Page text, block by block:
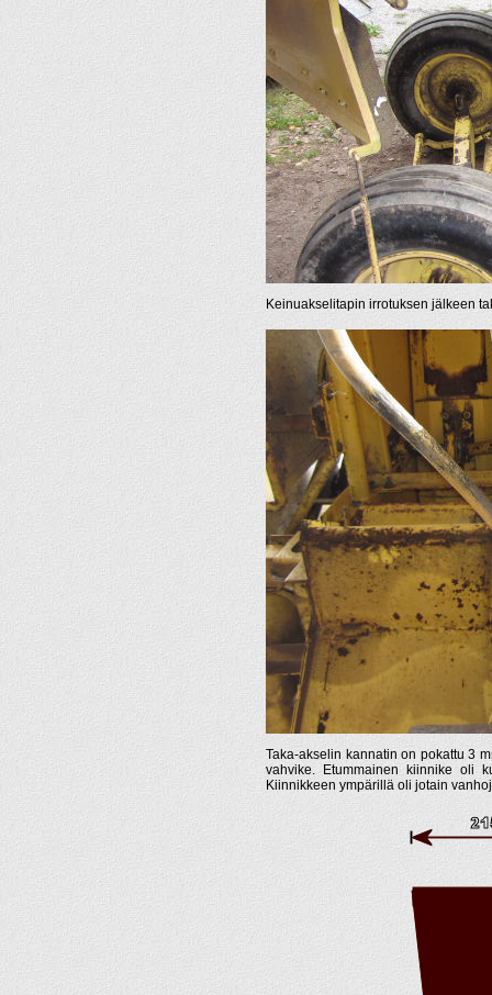
Keinuakselitapin irrotuksen jälkeen
Taka-akselin kannatin on pokattu 3
vahvike. Etummainen kiinnike oli
Kiinnikkeen ympärillä oli jotain